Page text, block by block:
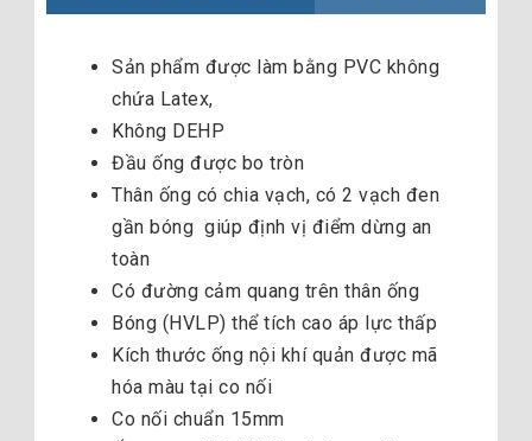
Sản phẩm được làm bằng PVC không
chứa Latex,
Không DEHP
Đầu ống được bo tròn
Thân ống có chia vạch, có 2 vạch đen
gần bóng giúp định vị điểm dừng an
toàn
Có đường cảm quang trên thân ống
Bóng (HVLP) thể tích cao áp lực thấp
Kích thước ống nội khí quản được mã
hóa màu tại co nối
Co nối chuẩn 15mm